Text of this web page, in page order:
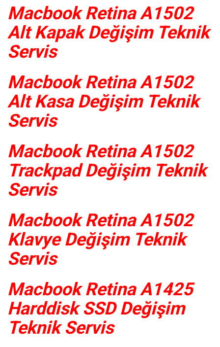
Macbook Retina A1502
Alt Kapak Değişim Teknik
Servis
Macbook Retina A1502
Alt Kasa Değişim Teknik
Servis
Macbook Retina A1502
Trackpad Değişim Teknik
Servis
Macbook Retina A1502
Klavye Değişim Teknik
Servis
Macbook Retina A1425
Harddisk SSD Değişim
Teknik Servis